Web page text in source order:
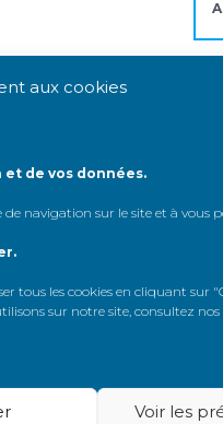
aux cookies
de vos données.
de navigation sur le site et à vous
tous les cookies en cliquant sur
sur notre site, consultez nos
Voir les